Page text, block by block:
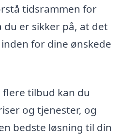
tidsrammen for
du er sikker på, at det
for dine ønskede
tilbud kan du
og tjenester, og
bedste løsning til din